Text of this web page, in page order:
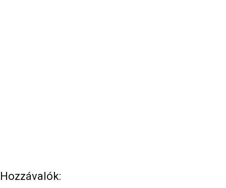
Hozzávalók: